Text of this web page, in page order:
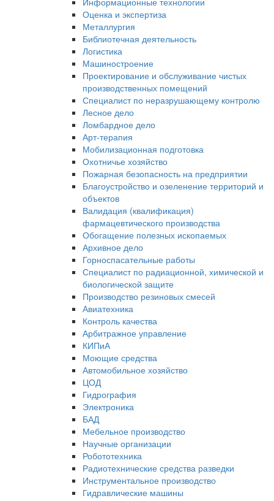
Оценка и экспертиза
Металлургия
Библиотечная деятельность
Логистика
Машиностроение
Проектирование и обслуживание чистых
производственных помещений
Специалист по неразрушающему контролю
Лесное дело
Ломбардное дело
Арт-терапия
Мобилизационная подготовка
Охотничье хозяйство
Пожарная безопасность на предприятии
Благоустройство и озеленение территорий и
объектов
Валидация (квалификация)
фармацевтического производства
Обогащение полезных ископаемых
Архивное дело
Горноспасательные работы
Специалист по радиационной, химической и
биологической защите
Производство резиновых смесей
Авиатехника
Контроль качества
Арбитражное управление
КИПиА
Моющие средства
Автомобильное хозяйство
ЦОД
Гидрография
Электроника
БАД
Мебельное производство
Научные организации
Робототехника
Радиотехнические средства разведки
Инструментальное производство
Гидравлические машины